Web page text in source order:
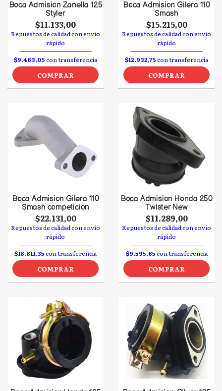
Boca Admision Zanella 125
Styler
$11.133,00
Repuestos de calidad con envío
rápido
$9.463,05con transferencia
COMPRAR
Boca Admision Gilera 110
Smash
$15.215,00
Repuestos de calidad con envío
rápido
$12.932,75con transferencia
COMPRAR
Boca Admision Gilera 110
Smash competicion
$22.131,00
Repuestos de calidad con envío
rápido
$18.811,35con transferencia
COMPRAR
Boca Admision Honda 250
Twister New
$11.289,00
Repuestos de calidad con envío
rápido
$9.595,65con transferencia
COMPRAR